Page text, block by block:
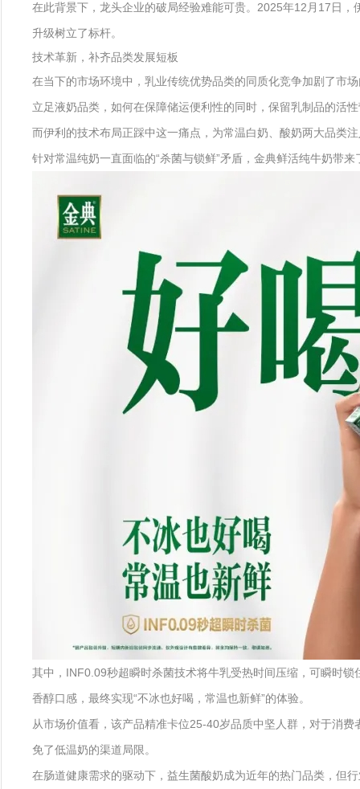
在此背景下，龙头企业的破局经验难能可贵。2025年12月17日
升级树立了标杆。
技术革新，补齐品类发展短板
在当下的市场环境中，乳业传统优势品类的同质化竞争加剧了市
立足液奶品类，如何在保障储运便利性的同时，保留乳制品的活
而伊利的技术布局正踩中这一痛点，为常温白奶、酸奶两大品类
针对常温纯奶一直面临的“杀菌与锁鲜”矛盾，金典鲜活纯牛奶带
其中，INF0.09秒超瞬时杀菌技术将牛乳受热时间压缩，可瞬时
香醇口感，最终实现“不冰也好喝，常温也新鲜”的体验。
从市场价值看，该产品精准卡位25-40岁品质中坚人群，对于消
免了低温奶的渠道局限。
在肠道健康需求的驱动下，益生菌酸奶成为近年的热门品类，但